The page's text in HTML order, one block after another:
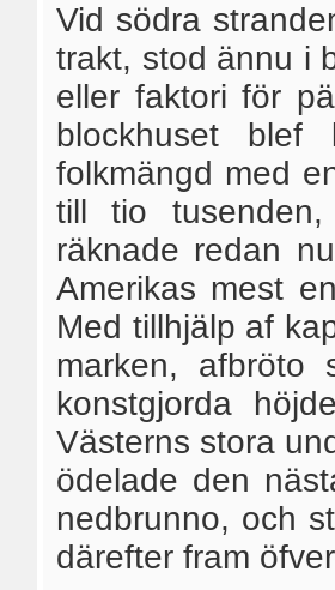
Vid södra
trakt, stod ännu i
eller faktori för
blockhuset
folkmängd med
till tio
räknade redan
Amerikas mest
Med tillhjälp af
marken, afbröto
konstgjorda
Västerns stora
ödelade den
nedbrunno, och
därefter fram